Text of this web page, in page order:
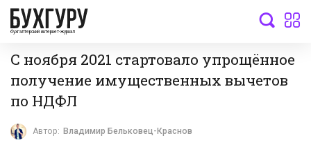
бухгалтерский интернет-журнал
С ноября 2021 стартовало упрощённое
получение имущественных вычетов
по НДФЛ
Автор: Владимир Бельковец-Краснов